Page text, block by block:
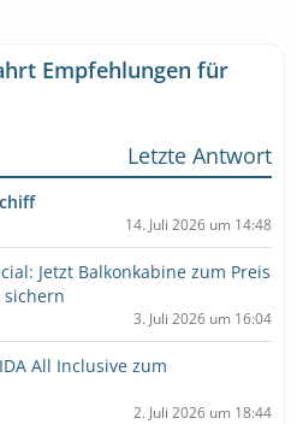
Empfehlungen für
Letzte Antwort
14. Juli 2026 um 14:48
Jetzt Balkonkabine zum Preis
3. Juli 2026 um 16:04
All Inclusive zum
2. Juli 2026 um 18:44